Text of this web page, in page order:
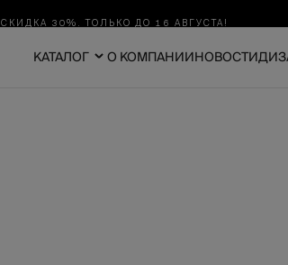
СКИДКА 30%. ТОЛЬКО ДО 16 АВГУСТА!
КАТАЛОГ О КОМПАНИИНОВОСТИ